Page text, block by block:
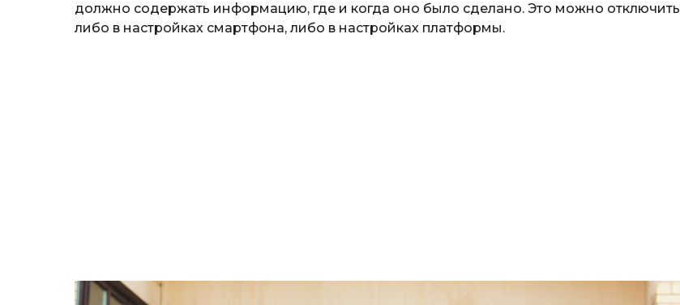
должно содержать информацию, где и когда оно было сделано. Это можно отключить
либо в настройках смартфона, либо в настройках платформы.